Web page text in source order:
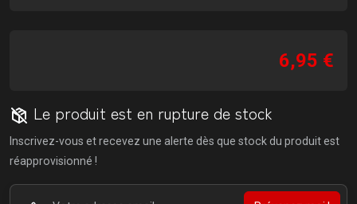
6,95 €
Le produit est en rupture de stock
Inscrivez-vous et recevez une alerte dès que stock du produit est
réapprovisionné !